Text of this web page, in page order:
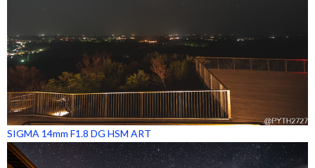
SIGMA 14mm F1.8 DG HSM ART